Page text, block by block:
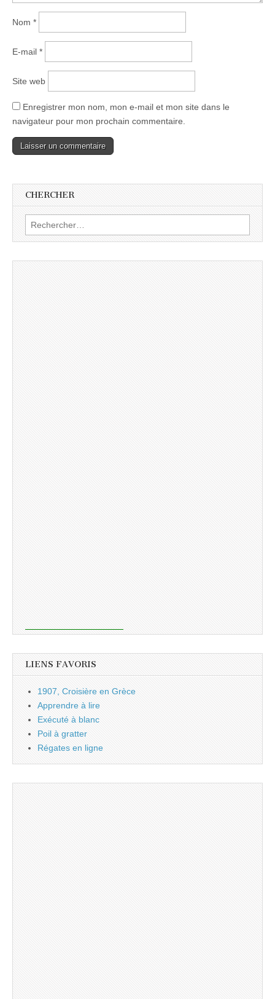
Nom *
E-mail *
Site web
Enregistrer mon nom, mon e-mail et mon site dans le
navigateur pour mon prochain commentaire.
CHERCHER
Rechercher :
LIENS FAVORIS
1907, Croisière en Grèce
Apprendre à lire
Exécuté à blanc
Poil à gratter
Régates en ligne